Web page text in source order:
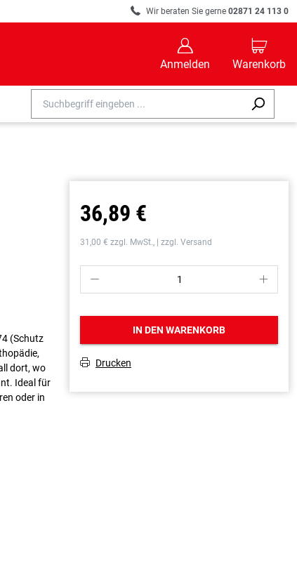
R Wir beraten Sie gerne 02871 24 113 0
B
Anmelden
C
Warenkorb
(Schutz
dort, wo
Ideal für
oder in
36,89 €
31,00 € zzgl. MwSt., | zzgl. Versand
P S
IN DEN WARENKORB
T Drucken